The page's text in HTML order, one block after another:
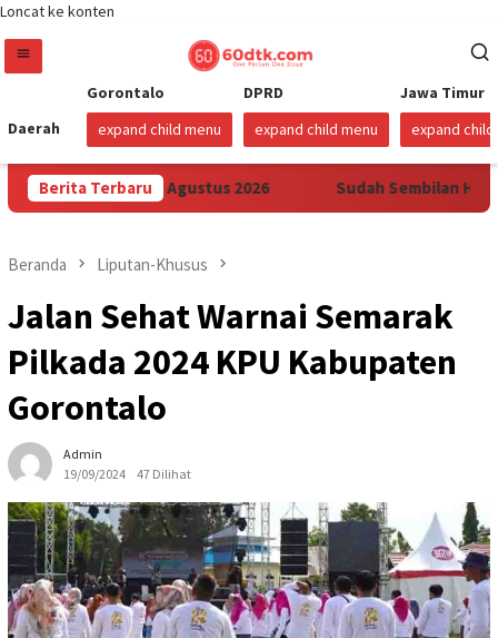
Loncat ke konten
Daerah
Gorontalo
expand child menu
DPRD
expand child menu
Jawa Timur
expand child
Berita Terbaru
Mulai 1 Agustus 2026 Sudah Sembilan Hari
Beranda Liputan-Khusus
Jalan Sehat Warnai Semarak
Pilkada 2024 KPU Kabupaten
Gorontalo
Admin
19/09/2024
47 Dilihat